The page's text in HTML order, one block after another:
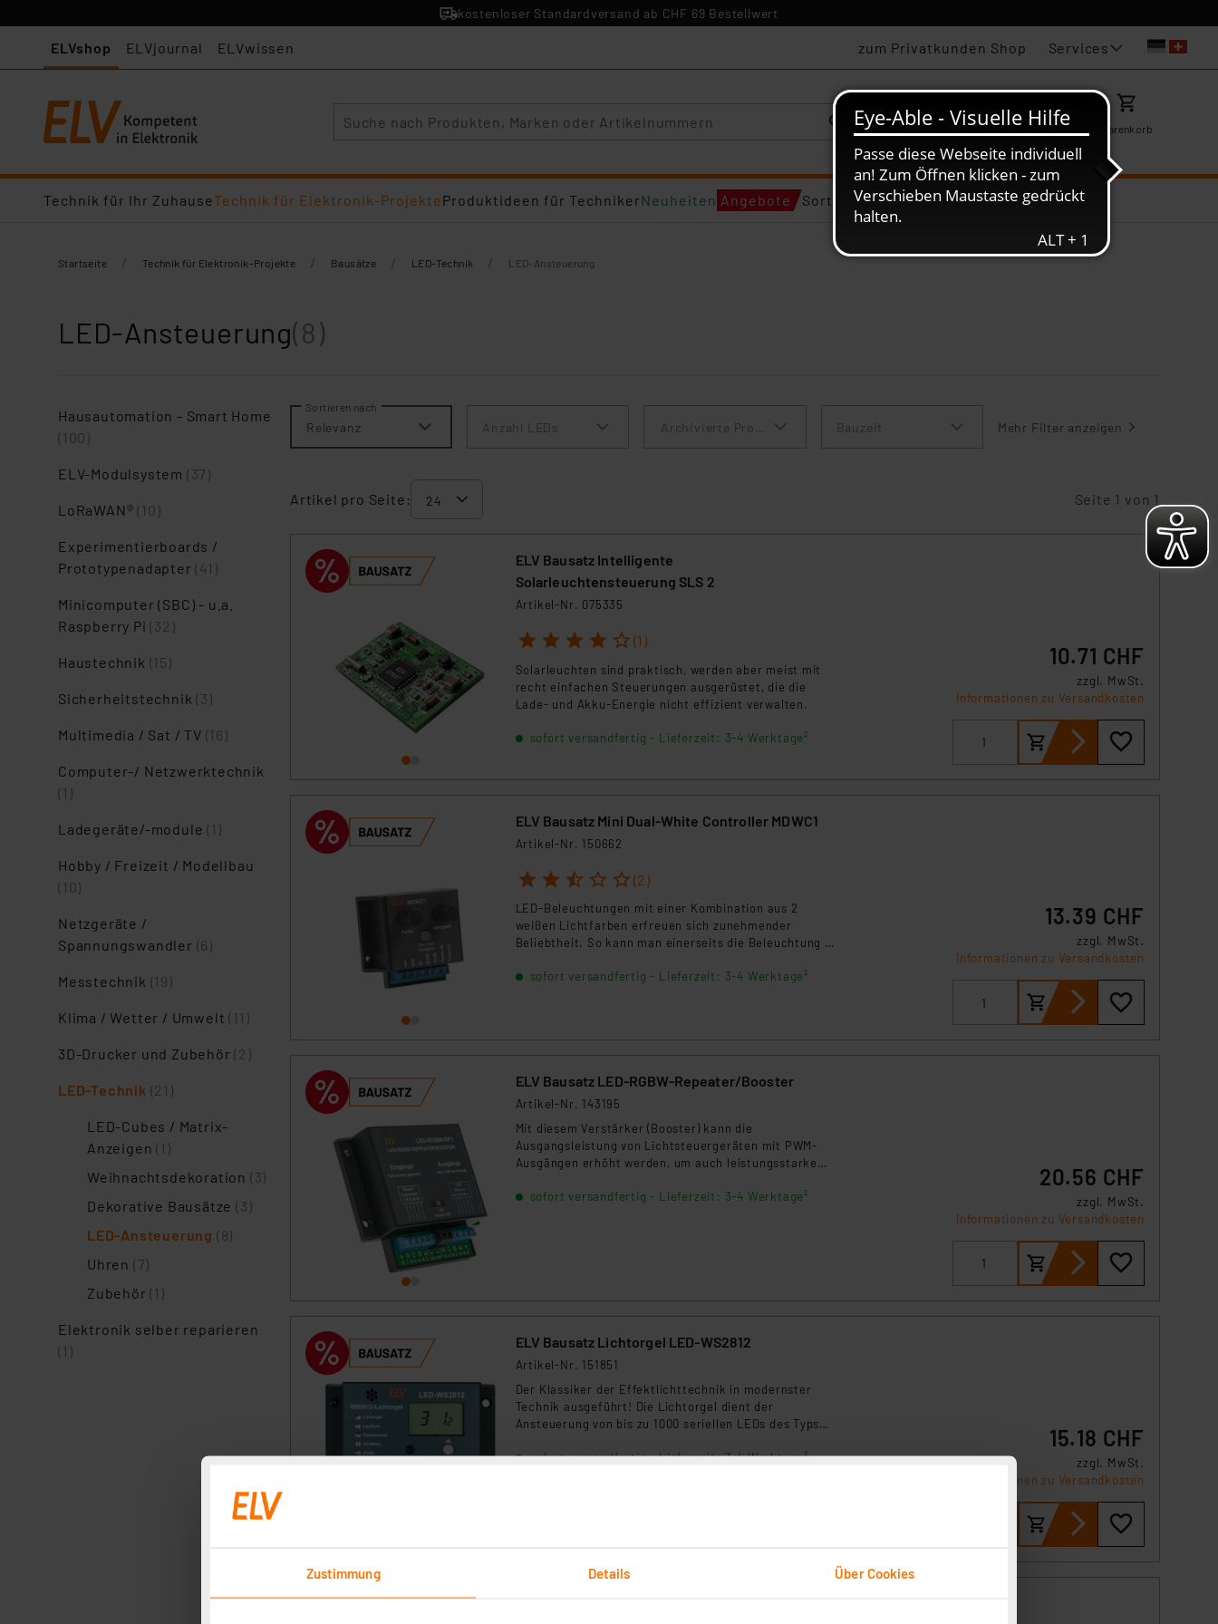
Zustimmung Details Über Cookies
kostenloser Standardversand ab CHF 69 Bestellwert
ELVshop ELVjournal ELVwissen zum Privatkunden Shop Services
KarriereMein ELV Merkzettel Warenkorb
Technik für Ihr ZuhauseTechnik für Elektronik-ProjekteProduktideen für TechnikerNeuheiten Angebote Sortiments-Deals
Startseite / Technik für Elektronik-Projekte / Bausätze / LED-Technik / LED-Ansteuerung
LED-Ansteuerung(8)
Hausautomation - Smart Home
(100)
ELV-Modulsystem (37)
LoRaWAN®(10)
Experimentierboards /
Prototypenadapter(41)
Minicomputer (SBC) - u.a.
Raspberry Pi(32)
Haustechnik (15)
Sicherheitstechnik(3)
Multimedia / Sat / TV (16)
Computer-/ Netzwerktechnik
(1)
Ladegeräte/-module(1)
Hobby / Freizeit / Modellbau
(10)
Netzgeräte /
Spannungswandler (6)
Messtechnik (19)
Klima / Wetter / Umwelt(11)
3D-Drucker und Zubehör(2)
LED-Technik (21)
LED-Cubes / Matrix-
Anzeigen(1)
Weihnachtsdekoration (3)
Dekorative Bausätze(3)
LED-Ansteuerung (8)
Uhren (7)
Zubehör(1)
Elektronik selber reparieren
(1)
Sortieren nach
Relevanz Anzahl LEDs Archivierte Produkte anzeigenBauzeit Mehr Filter anzeigen
Artikel pro Seite: Seite 1 von 1
ELV Bausatz Intelligente
Solarleuchtensteuerung SLS 2
Artikel-Nr. 075335
1 2 3 4 5 (1)
Solarleuchten sind praktisch, werden aber meist mit
recht einfachen Steuerungen ausgerüstet, die die
Lade- und Akku-Energie nicht effizient verwalten.
sofort versandfertig - Lieferzeit: 3-4 Werktage²
10.71 CHF
zzgl. MwSt.
Informationen zu Versandkosten
ELV Bausatz Mini Dual-White Controller MDWC1
Artikel-Nr. 150662
1 2 3 4 5 (2)
LED-Beleuchtungen mit einer Kombination aus 2
weißen Lichtfarben erfreuen sich zunehmender
Beliebtheit. So kann man einerseits die Beleuchtung je
einstellen und andererseits eine fest eingestellte,
Leuchte kombiniert anordnet.
sofort versandfertig - Lieferzeit: 3-4 Werktage²
13.39 CHF
zzgl. MwSt.
Informationen zu Versandkosten
ELV Bausatz LED-RGBW-Repeater/Booster
Artikel-Nr. 143195
Mit diesem Verstärker (Booster) kann die
Ausgangsleistung von Lichtsteuergeräten mit PWM-
Ausgängen erhöht werden, um auch leistungsstarke
sofort versandfertig - Lieferzeit: 3-4 Werktage²
20.56 CHF
zzgl. MwSt.
Informationen zu Versandkosten
ELV Bausatz Lichtorgel LED-WS2812
Artikel-Nr. 151851
Der Klassiker der Effektlichttechnik in modernster
Technik ausgeführt! Die Lichtorgel dient der
Ansteuerung von bis zu 1000 seriellen LEDs des Typs
Audiosignale in visuelle Effekte wie Lichtorgel oder
sofort versandfertig - Lieferzeit: 3-4 Werktage²
15.18 CHF
zzgl. MwSt.
Informationen zu Versandkosten